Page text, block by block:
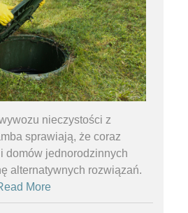
nieczystości z
sprawiają, że coraz
domów jednorodzinnych
alternatywnych rozwiązań.
More